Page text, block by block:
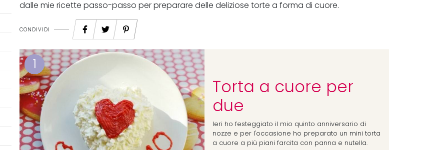
dalle mie ricette passo-passo per preparare delle deliziose torte a forma di cuore.
CONDIVIDI
1
Torta a cuore per
due
Ieri ho festeggiato il mio quinto anniversario di
nozze e per l'occasione ho preparato un mini torta
a cuore a più piani farcita con panna e nutella.